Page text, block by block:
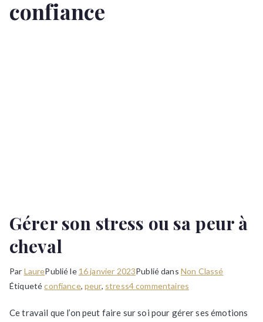
confiance
Gérer son stress ou sa peur à
cheval
Par LaurePublié le 16 janvier 2023Publié dans Non Classé
Étiquetéconfiance,peur, stress4 commentairessur
son
Ce travail que l’on peut faire sur soi pour gérer ses émotions